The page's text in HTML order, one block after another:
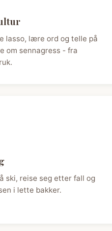
lasso, lære ord og telle på
om sennagress - fra
ski, reise seg etter fall og
i lette bakker.